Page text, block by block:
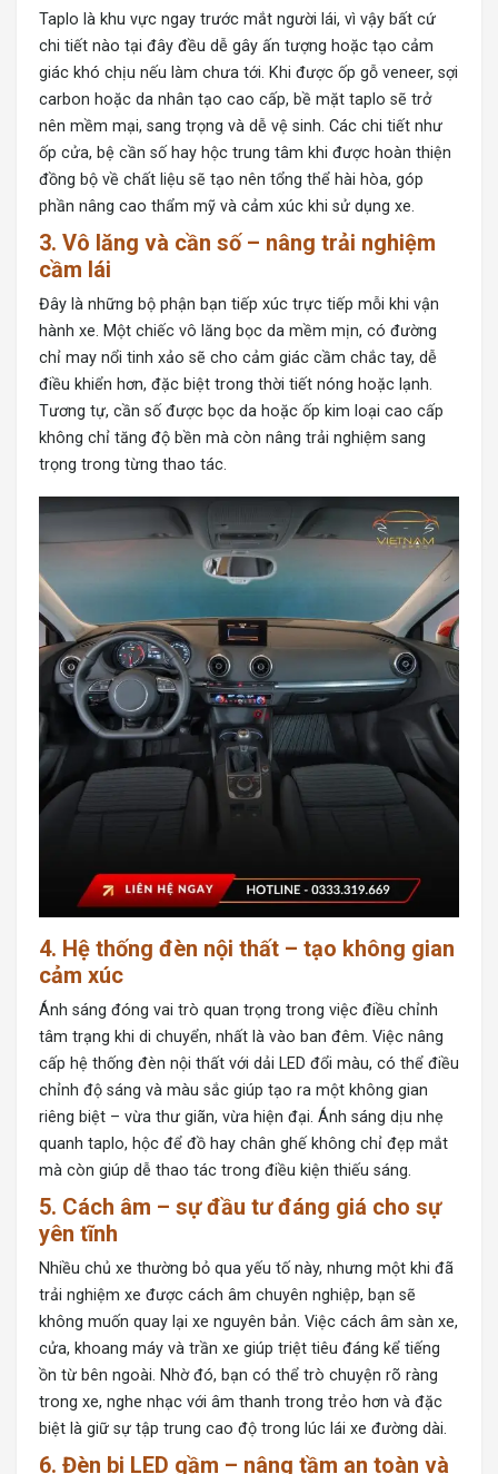
Taplo là khu vực ngay trước mắt người lái, vì vậy bất cứ
chi tiết nào tại đây đều dễ gây ấn tượng hoặc tạo cảm
giác khó chịu nếu làm chưa tới. Khi được ốp gỗ veneer, sợi
carbon hoặc da nhân tạo cao cấp, bề mặt taplo sẽ trở
nên mềm mại, sang trọng và dễ vệ sinh. Các chi tiết như
ốp cửa, bệ cần số hay hộc trung tâm khi được hoàn thiện
đồng bộ về chất liệu sẽ tạo nên tổng thể hài hòa, góp
phần nâng cao thẩm mỹ và cảm xúc khi sử dụng xe.
3. Vô lăng và cần số – nâng trải nghiệm
cầm lái
Đây là những bộ phận bạn tiếp xúc trực tiếp mỗi khi vận
hành xe. Một chiếc vô lăng bọc da mềm mịn, có đường
chỉ may nổi tinh xảo sẽ cho cảm giác cầm chắc tay, dễ
điều khiển hơn, đặc biệt trong thời tiết nóng hoặc lạnh.
Tương tự, cần số được bọc da hoặc ốp kim loại cao cấp
không chỉ tăng độ bền mà còn nâng trải nghiệm sang
trọng trong từng thao tác.
4. Hệ thống đèn nội thất – tạo không gian
cảm xúc
Ánh sáng đóng vai trò quan trọng trong việc điều chỉnh
tâm trạng khi di chuyển, nhất là vào ban đêm. Việc nâng
cấp hệ thống đèn nội thất với dải LED đổi màu, có thể điều
chỉnh độ sáng và màu sắc giúp tạo ra một không gian
riêng biệt – vừa thư giãn, vừa hiện đại. Ánh sáng dịu nhẹ
quanh taplo, hộc để đồ hay chân ghế không chỉ đẹp mắt
mà còn giúp dễ thao tác trong điều kiện thiếu sáng.
5. Cách âm – sự đầu tư đáng giá cho sự
yên tĩnh
Nhiều chủ xe thường bỏ qua yếu tố này, nhưng một khi đã
trải nghiệm xe được cách âm chuyên nghiệp, bạn sẽ
không muốn quay lại xe nguyên bản. Việc cách âm sàn xe,
cửa, khoang máy và trần xe giúp triệt tiêu đáng kể tiếng
ồn từ bên ngoài. Nhờ đó, bạn có thể trò chuyện rõ ràng
trong xe, nghe nhạc với âm thanh trong trẻo hơn và đặc
biệt là giữ sự tập trung cao độ trong lúc lái xe đường dài.
6. Đèn bi LED gầm – nâng tầm an toàn và